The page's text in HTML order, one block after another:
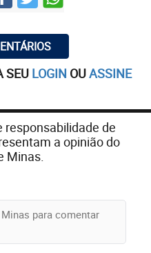
SEU LOGIN OUASSINE
responsabilidade de
a opinião do
Minas.